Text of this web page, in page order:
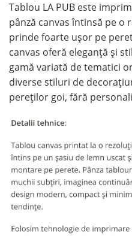
Tablou LA PUB este
pânză canvas întinsă pe o
prinde foarte ușor pe
canvas oferă eleganță și
gamă variată de tematici
diverse stiluri de
pereților goi, fără